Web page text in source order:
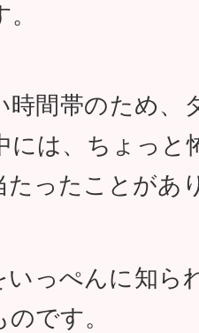
時間帯のため、
には、ちょっと
たったことがあ
いっぺんに知ら
です。